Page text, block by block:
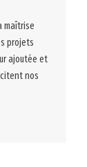
maîtrise
projets
ajoutée et
nos